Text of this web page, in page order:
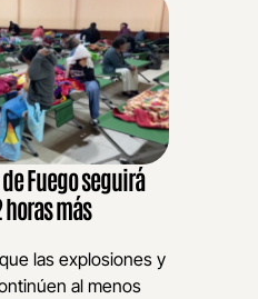
Fuego seguirá
más
las explosiones y
al menos